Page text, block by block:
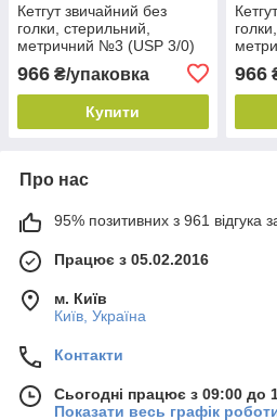
Кетгут звичайний без
голки, стерильний,
метричний №3 (USP 3/0)
966 ₴/упаковка
Купити
966
Про нас
95% позитивних з 961 відгука
Працює з 05.02.2016
м. Київ
Київ, Україна
Контакти
Сьогодні працює з 09:00 до
Показати весь графік